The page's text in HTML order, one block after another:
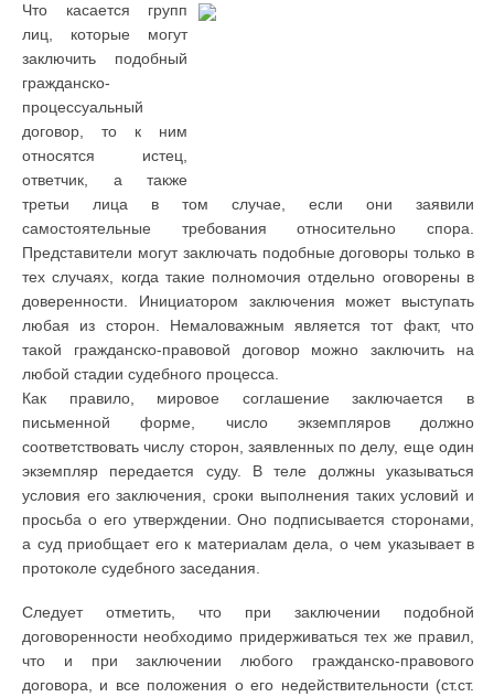
Что касается групп
лиц, которые могут
заключить подобный
гражданско-
процессуальный
договор, то к ним
относятся истец,
ответчик, а также
третьи лица в том случае, если они заявили
самостоятельные требования относительно спора.
Представители могут заключать подобные договоры только в
тех случаях, когда такие полномочия отдельно оговорены в
доверенности. Инициатором заключения может выступать
любая из сторон. Немаловажным является тот факт, что
такой гражданско-правовой договор можно заключить на
любой стадии судебного процесса.
Как правило, мировое соглашение заключается в
письменной форме, число экземпляров должно
соответствовать числу сторон, заявленных по делу, еще один
экземпляр передается суду. В теле должны указываться
условия его заключения, сроки выполнения таких условий и
просьба о его утверждении. Оно подписывается сторонами,
а суд приобщает его к материалам дела, о чем указывает в
протоколе судебного заседания.
Следует отметить, что при заключении подобной
договоренности необходимо придерживаться тех же правил,
что и при заключении любого гражданско-правового
договора, и все положения о его недействительности (ст.ст.